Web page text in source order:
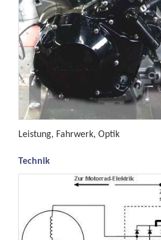
Leistung, Fahrwerk, Optik
Technik